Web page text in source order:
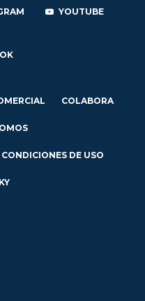
YOUTUBE
COLABORA
DE USO